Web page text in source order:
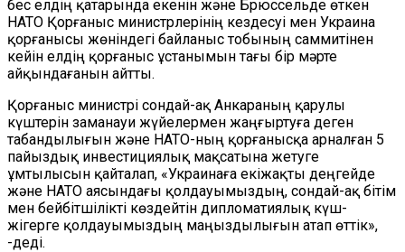
бес елдің қатарында екенін және Брюссельде өткен
НАТО Қорғаныс министрлерінің кездесуі мен Украина
қорғанысы жөніндегі байланыс тобының саммитінен
кейін елдің қорғаныс ұстанымын тағы бір мәрте
айқындағанын айтты.
Қорғаныс министрі сондай-ақ Анкараның қарулы
күштерін заманауи жүйелермен жаңғыртуға деген
табандылығын және НАТО-ның қорғанысқа арналған 5
пайыздық инвестициялық мақсатына жетуге
ұмтылысын қайталап, «Украинаға екіжақты деңгейде
және НАТО аясындағы қолдауымыздың, сондай-ақ бітім
мен бейбітшілікті көздейтін дипломатиялық күш-
жігерге қолдауымыздың маңыздылығын атап өттік»,
-деді.